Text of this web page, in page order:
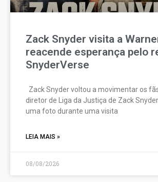
Zack Snyder visita a
reacende esperança pelo
SnyderVerse
Zack Snyder voltou a movimentar os
diretor de Liga da Justiça de Zack
uma foto durante uma visita
LEIA MAIS »
08/08/2026